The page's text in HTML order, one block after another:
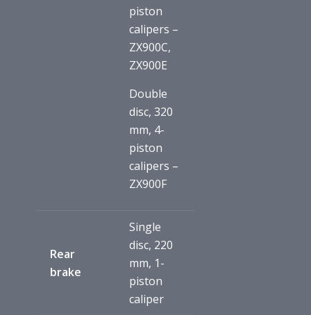
piston
calipers –
ZX900C,
ZX900E
Double
disc, 320
mm, 4-
piston
calipers –
ZX900F
Rear
brake
Single
disc, 220
mm, 1-
piston
caliper